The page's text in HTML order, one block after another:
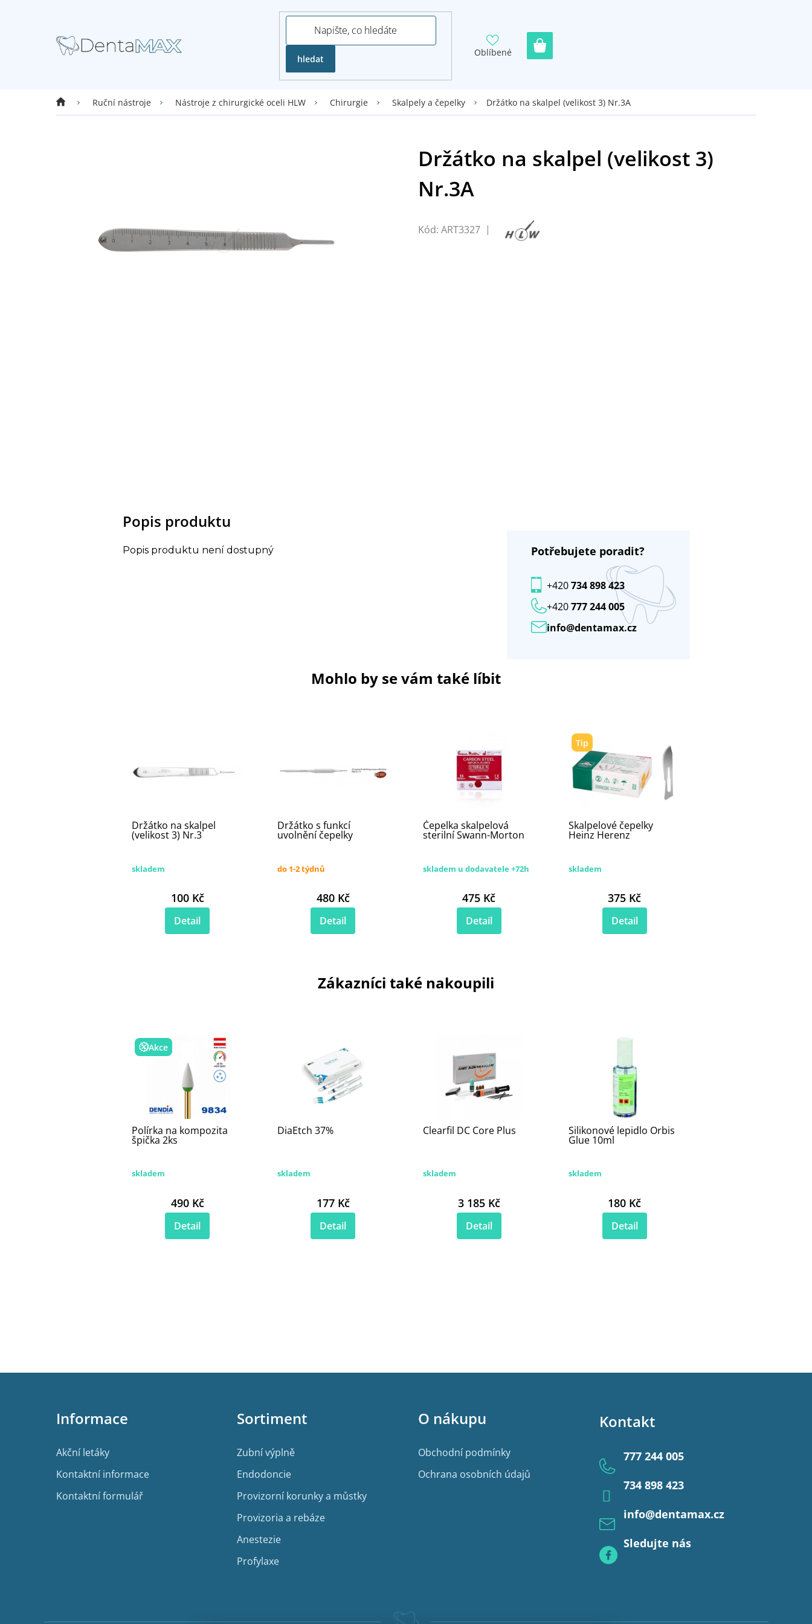
hledat
Oblíbené
Domů Ruční nástroje Nástroje z chirurgické oceli HLW Chirurgie Skalpely a čepelky Držátko na skalpel (velikost 3) Nr.3A
Kód: ART3327
Popis produktu
Popis produktu není dostupný Potřebujete poradit?
info@dentamax.cz
+420777 244 005
+420734 898 423
Mohlo by se vám také líbit
Držátko na skalpel
(velikost 3) Nr.3
skladem
100 Kč
Detail
Držátko s funkcí
uvolnění čepelky
do 1-2 týdnů
480 Kč
Detail
Čepelka skalpelová
sterilní Swann-Morton
skladem u dodavatele +72h
475 Kč
Detail
Tip
Skalpelové čepelky
Heinz Herenz
skladem
375 Kč
Detail
Zákazníci také nakoupili
Akce
Polírka na kompozita
špička 2ks
skladem
490 Kč
Detail
DiaEtch 37%
skladem
177 Kč
Detail
Clearfil DC Core Plus
skladem
3 185 Kč
Detail
Silikonové lepidlo Orbis
Glue 10ml
skladem
180 Kč
Detail
Z
Informace
Akční letáky
Kontaktní informace
Kontaktní formulář
Sortiment
Zubní výplně
Endodoncie
Provizorní korunky a můstky
Provizoria a rebáze
Anestezie
Profylaxe
O nákupu
Obchodní podmínky
Ochrana osobních údajů
Kontakt
info@dentamax.cz
777 244 005
734 898 423
Sledujte nás